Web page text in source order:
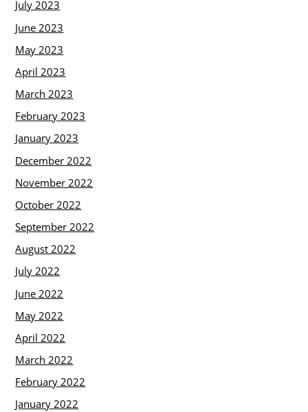
July 2023
June 2023
May 2023
April 2023
March 2023
February 2023
January 2023
December 2022
November 2022
October 2022
September 2022
August 2022
July 2022
June 2022
May 2022
April 2022
March 2022
February 2022
January 2022